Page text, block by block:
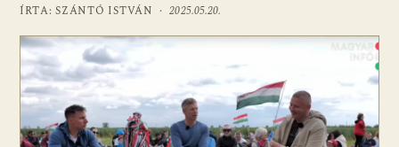
ÍRTA: SZÁNTÓ ISTVÁN ·2025.05.20.